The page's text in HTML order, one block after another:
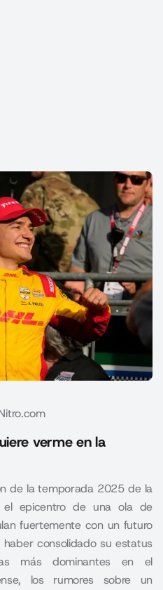
verme en la
de la temporada 2025 de la
el epicentro de una ola de
fuertemente con un futuro
consolidado su estatus
más dominantes en el
los rumores sobre un